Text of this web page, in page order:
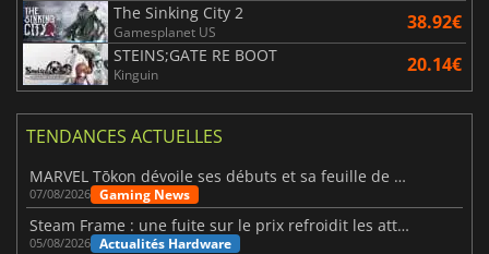
The Sinking City 2
Gamesplanet US 38.92€
STEINS;GATE RE BOOT
Kinguin 20.14€
TENDANCES ACTUELLES
MARVEL Tōkon dévoile ses débuts et sa feuille de route
07/08/2026 Gaming News
Steam Frame : une fuite sur le prix refroidit les attentes VR
05/08/2026 Actualités Hardware